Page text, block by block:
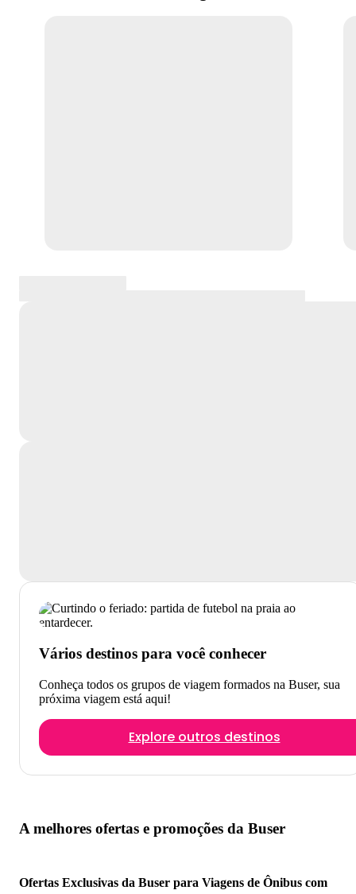
Vários destinos para você conhecer
Conheça todos os grupos de viagem formados na Buser, sua
próxima viagem está aqui!
Explore outros destinos
A melhores ofertas e promoções da Buser
Ofertas Exclusivas da Buser para Viagens de Ônibus com